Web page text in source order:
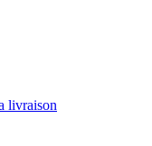
livraison